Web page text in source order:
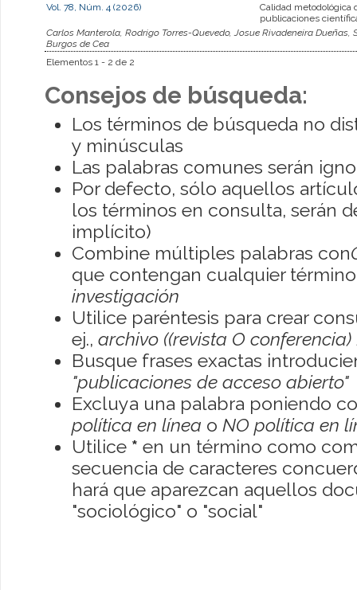
Vol. 78, Núm. 4 (2026)
Calidad metodológica
publicaciones
Carlos Manterola, Rodrigo Torres-Quevedo, Josue Rivadeneira Dueñas,
Burgos de Cea
Elementos 1 - 2 de 2
Consejos de búsqueda:
Los términos de búsqueda no
y minúsculas
Las palabras comunes serán
Por defecto, sólo aquellos
los términos en consulta, serán
implícito)
Combine múltiples palabras con
que contengan cualquier
investigación
Utilice paréntesis para crear
ej., archivo ((revista O conferencia)
Busque frases exactas
"publicaciones de acceso abierto"
Excluya una palabra poniendo
política en línea o NO política en
Utilice * en un término como
secuencia de caracteres
hará que aparezcan aquellos
"sociológico" o "social"